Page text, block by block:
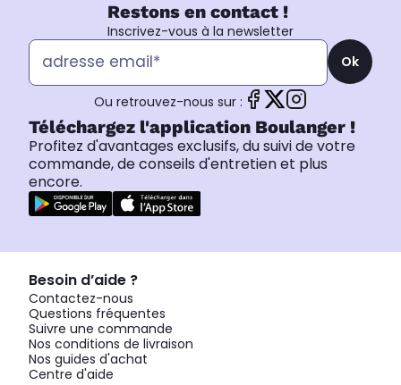
Restons en contact !
Inscrivez-vous à la newsletter
Ok
Ou retrouvez-nous sur :
Téléchargez l'application Boulanger !
Profitez d'avantages exclusifs, du suivi de votre
commande, de conseils d'entretien et plus
encore.
Besoin d’aide ?
Contactez-nous
Questions fréquentes
Suivre une commande
Nos conditions de livraison
Nos guides d'achat
Centre d'aide